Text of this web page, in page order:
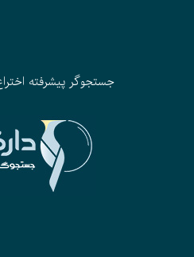
جستجوگر پیشرفته